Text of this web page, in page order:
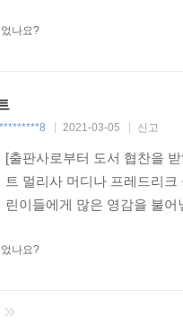
나요?
2021-03-05 신고
[출판사로부터 도서 협찬을
트 멀리사 머디나 프레드리
린이들에게 많은 영감을 불
나요?